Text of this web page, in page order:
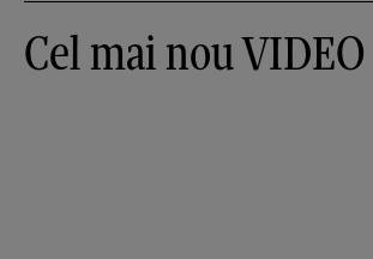
Cel mai nou VIDEO